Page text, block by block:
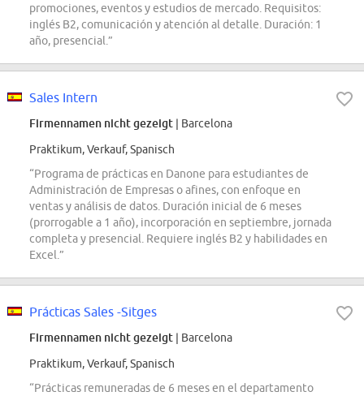
promociones, eventos y estudios de mercado. Requisitos:
inglés B2, comunicación y atención al detalle. Duración: 1
año, presencial.”
Sales Intern
Firmennamen nicht gezeigt | Barcelona
Praktikum, Verkauf, Spanisch
“Programa de prácticas en Danone para estudiantes de
Administración de Empresas o afines, con enfoque en
ventas y análisis de datos. Duración inicial de 6 meses
(prorrogable a 1 año), incorporación en septiembre, jornada
completa y presencial. Requiere inglés B2 y habilidades en
Excel.”
Prácticas Sales -Sitges
Firmennamen nicht gezeigt | Barcelona
Praktikum, Verkauf, Spanisch
“Prácticas remuneradas de 6 meses en el departamento